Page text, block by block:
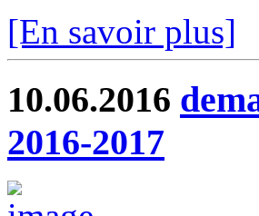
[En savoir plus]
10.06.2016
2016-2017